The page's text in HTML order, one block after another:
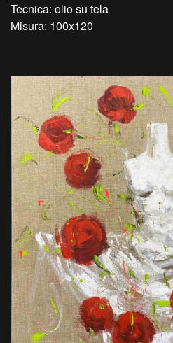
Tecnica: olio su tela
Misura: 100x120